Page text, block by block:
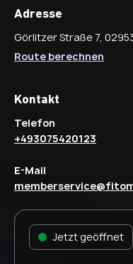
Jetzt geöffnet
Adresse
Görlitzer Straße 7,
Route berechnen
Kontakt
Telefon
+493075420123
E-Mail